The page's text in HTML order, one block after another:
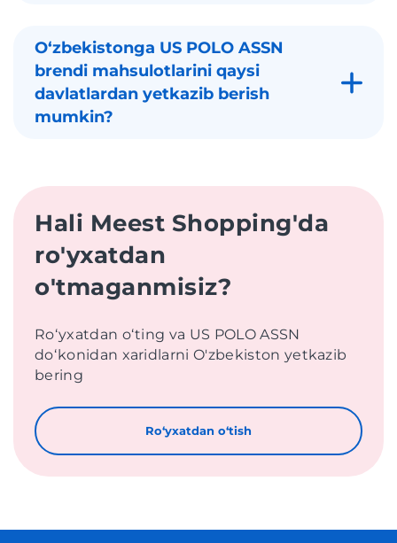
Oʻzbekistonga US POLO ASSN
brendi mahsulotlarini qaysi
davlatlardan yetkazib berish
mumkin?
Hali Meest Shopping'da
ro'yxatdan
o'tmaganmisiz?
Roʻyxatdan oʻting va US POLO ASSN
doʻkonidan xaridlarni O'zbekiston yetkazib
bering
Roʻyxatdan oʻtish